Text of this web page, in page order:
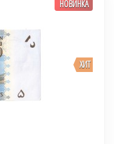
ХИТ
НОВИНКА